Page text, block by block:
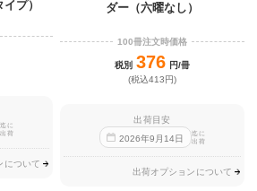
プ）
迄に
出荷
について
ダー（六曜なし）
100冊注文時価格
税別 376 円/冊
(税込413円)
出荷目安
2026年9 月14日
迄に
出荷
出荷オプションについて